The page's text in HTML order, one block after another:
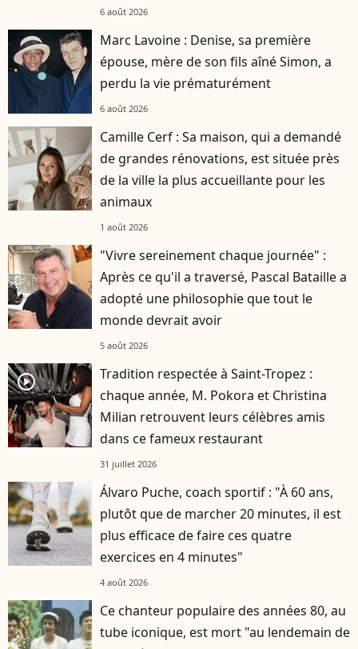
6 août 2026
Marc Lavoine : Denise, sa première
épouse, mère de son fils aîné Simon, a
perdu la vie prématurément
6 août 2026
Camille Cerf : Sa maison, qui a demandé
de grandes rénovations, est située près
de la ville la plus accueillante pour les
animaux
1 août 2026
"Vivre sereinement chaque journée" :
Après ce qu'il a traversé, Pascal Bataille a
adopté une philosophie que tout le
monde devrait avoir
5 août 2026
player2
Tradition respectée à Saint-Tropez :
chaque année, M. Pokora et Christina
Milian retrouvent leurs célèbres amis
dans ce fameux restaurant
31 juillet 2026
Álvaro Puche, coach sportif : "À 60 ans,
plutôt que de marcher 20 minutes, il est
plus efficace de faire ces quatre
exercices en 4 minutes"
4 août 2026
Ce chanteur populaire des années 80, au
tube iconique, est mort "au lendemain de